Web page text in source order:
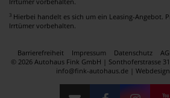
3 Hierbei handelt es sich um ein Leasing-Angebot.
Irrtümer vorbehalten.
Barrierefreiheit Impressum Datenschutz
© 2026 Autohaus Fink GmbH | Sonthoferstrasse
info@fink-autohaus.de |